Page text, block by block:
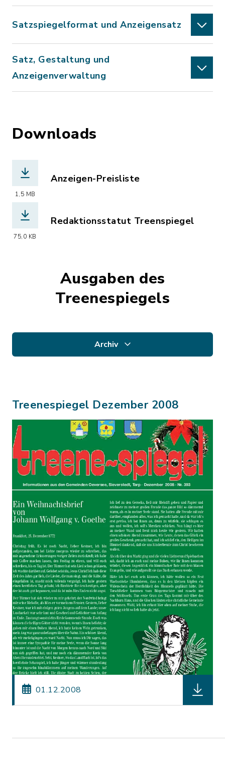
Satzspiegelformat und Anzeigensatz
Satz, Gestaltung und
Anzeigenverwaltung
Downloads
1,5 MB
Anzeigen-Preisliste
75,0 KB
Redaktionsstatut Treenspiegel
Ausgaben des
Treenespiegels
Archiv
Treenespiegel Dezember 2008
01.12.2008